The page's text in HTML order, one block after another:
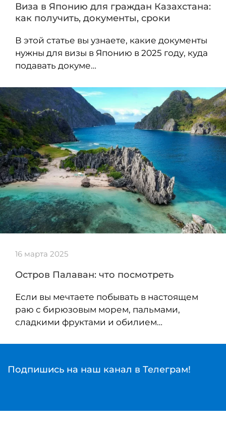
Виза в Японию для граждан Казахстана:
как получить, документы, сроки
В этой статье вы узнаете, какие документы
нужны для визы в Японию в 2025 году, куда
подавать докуме…
16 марта 2025
Остров Палаван: что посмотреть
Если вы мечтаете побывать в настоящем
раю с бирюзовым морем, пальмами,
сладкими фруктами и обилием…
Подпишись на наш канал в Телеграм!